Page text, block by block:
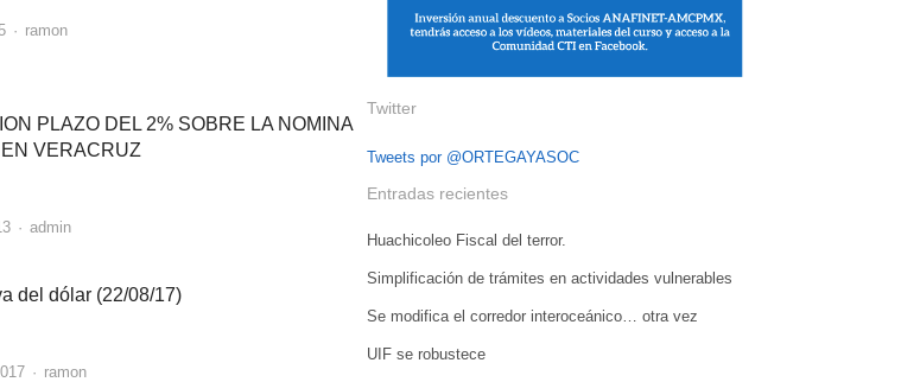
Author
ramon
PLAZO DEL 2% SOBRE LA NOMINA
VERACRUZ
Author
admin
del dólar (22/08/17)
Author
ramon
Twitter
Tweets por @ORTEGAYASOC
Entradas recientes
Huachicoleo Fiscal del terror.
Simplificación de trámites en actividades vulnerables
Se modifica el corredor interoceánico… otra vez
UIF se robustece